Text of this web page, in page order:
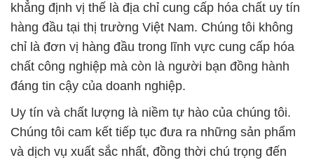
khẳng định vị thế là địa chỉ cung cấp hóa chất uy tín
hàng đầu tại thị trường Việt Nam. Chúng tôi không
chỉ là đơn vị hàng đầu trong lĩnh vực cung cấp hóa
chất công nghiệp mà còn là người bạn đồng hành
đáng tin cậy của doanh nghiệp.
Uy tín và chất lượng là niềm tự hào của chúng tôi.
Chúng tôi cam kết tiếp tục đưa ra những sản phẩm
và dịch vụ xuất sắc nhất, đồng thời chú trọng đến